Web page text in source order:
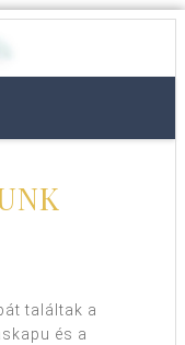
találtak a
és a